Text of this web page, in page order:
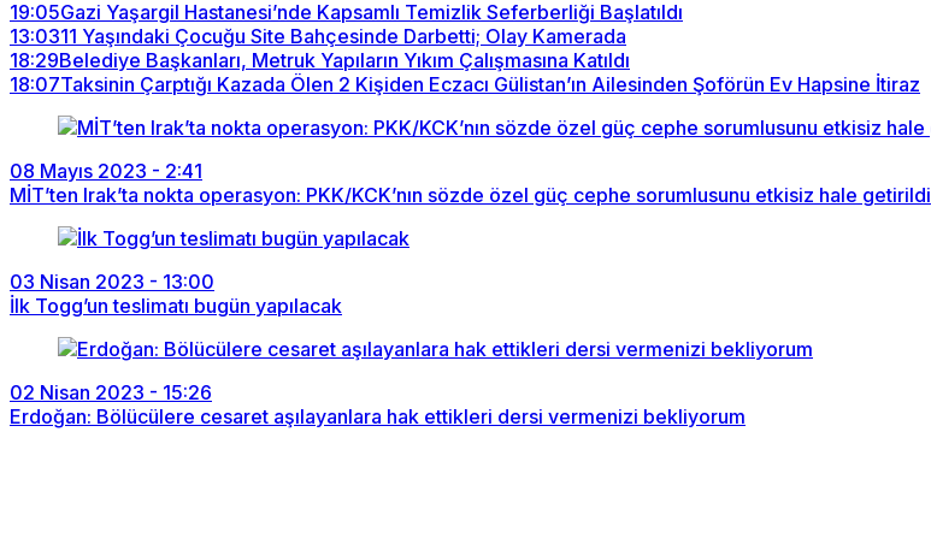
19:05Gazi Yaşargil Hastanesi’nde Kapsamlı Temizlik Seferberliği Başlatıldı
13:0311 Yaşındaki Çocuğu Site Bahçesinde Darbetti; Olay Kamerada
18:29Belediye Başkanları, Metruk Yapıların Yıkım Çalışmasına Katıldı
18:07Taksinin Çarptığı Kazada Ölen 2 Kişiden Eczacı Gülistan’ın Ailesinden Şoförün Ev Hapsine İtiraz
08 Mayıs 2023 - 2:41
MİT’ten Irak’ta nokta operasyon: PKK/KCK’nın sözde özel güç cephe sorumlusunu etkisiz hale getirildi
03 Nisan 2023 - 13:00
İlk Togg’un teslimatı bugün yapılacak
02 Nisan 2023 - 15:26
Erdoğan: Bölücülere cesaret aşılayanlara hak ettikleri dersi vermenizi bekliyorum